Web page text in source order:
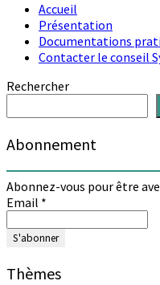
Accueil
Présentation
Documentations
Contacter le conseil
Rechercher
Abonnement
Abonnez-vous pour être
Email *
Thèmes